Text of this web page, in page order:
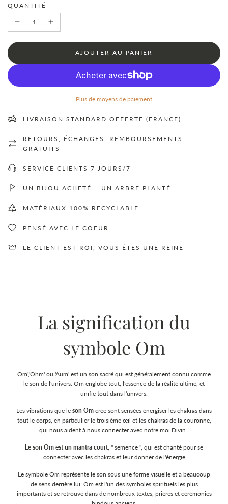
QUANTITÉ
C
R
G
E
M
N
.
AJOUTER AU PANIER
Plus de moyens de paiement
LIVRAISON STANDARD OFFERTE (FRANCE)
RETOURS, ÉCHANGES, REMBOURSEMENTS
GRATUITS
SERVICE CLIENTS 7 JOURS/7
UN BIJOU ACHETÉ = UN ARBRE PLANTÉ
MATÉRIAUX 100% RECYCLABLE
PENSÉ AVEC LE COEUR
LE CLIENT EST ROI, VOUS ÊTES UNE REINE
La signification du
symbole Om
Om','Ohm' ou 'Aum' est un son sacré qui est généralement connu comme
le son de l'univers. Om englobe tout, l'essence de la réalité ultime, et
unifie tout dans l'univers.
Les vibrations que le son Om crée sont sensées énergiser les chakras dans
tout le corps, en particulier le troisième œil et les chakras de la couronne,
qui nous aident à nous connecter avec notre moi Divin.
Le son Om est un mantra court, " semence ", qui est chanté pour se
connecter avec les chakras et leur donner de l'énergie
Le symbole Om représente le son sous une forme visuelle et a beaucoup
de sens derrière lui. Om est l'un des symboles spirituels les plus
importants et se retrouve dans de nombreux textes, prières et cérémonies